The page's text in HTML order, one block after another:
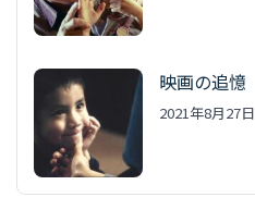
映画の追憶
2021年8月27日